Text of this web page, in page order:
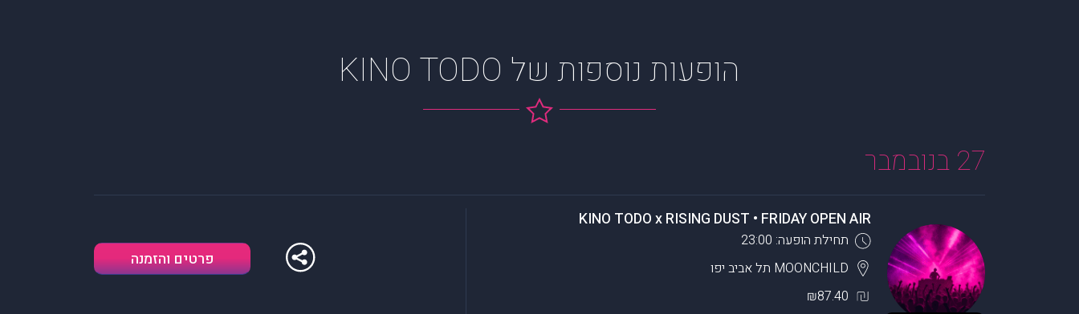
הופעות נוספות של KINO TODO
27 בנובמבר
KINO TODO x RISING DUST • FRIDAY OPEN AIR
תחילת הופעה: 23:00
MOONCHILD תל אביב יפו
₪87.40
פרטים והזמנה